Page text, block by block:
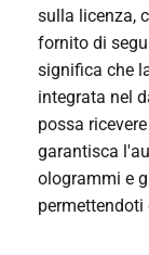
sulla licenza,
fornito di
significa che
integrata nel
possa
garantisca
ologrammi e
permettendoti